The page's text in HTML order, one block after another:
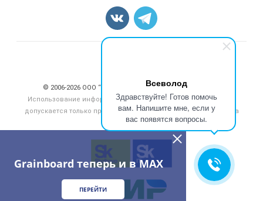
Всеволод
Здравствуйте! Готов помочь
вам. Напишите мне, если у
вас появятся вопросы.
Grainboard теперь и в MAX
ПЕРЕЙТИ
Карта объявлений
© 2006‑2026 ООО “Инлайн”. 12+ Все права защищены.
Использование информации, размещенной на данном сайте,
допускается только при размещении активной гиперссылки на
сайт
grainboard.ru